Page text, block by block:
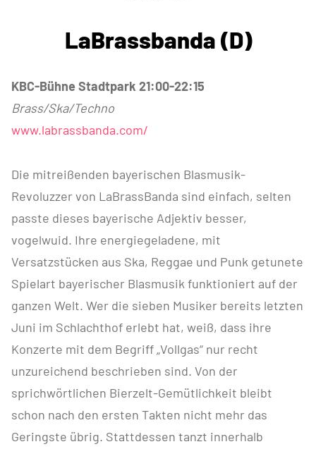
LaBrassbanda (D)
KBC-Bühne Stadtpark 21:00-22:15
Brass/Ska/Techno
www.labrassbanda.com/
Die mitreißenden bayerischen Blasmusik-
Revoluzzer von LaBrassBanda sind einfach, selten
passte dieses bayerische Adjektiv besser,
vogelwuid. Ihre energiegeladene, mit
Versatzstücken aus Ska, Reggae und Punk getunete
Spielart bayerischer Blasmusik funktioniert auf der
ganzen Welt. Wer die sieben Musiker bereits letzten
Juni im Schlachthof erlebt hat, weiß, dass ihre
Konzerte mit dem Begriff „Vollgas“ nur recht
unzureichend beschrieben sind. Von der
sprichwörtlichen Bierzelt-Gemütlichkeit bleibt
schon nach den ersten Takten nicht mehr das
Geringste übrig. Stattdessen tanzt innerhalb